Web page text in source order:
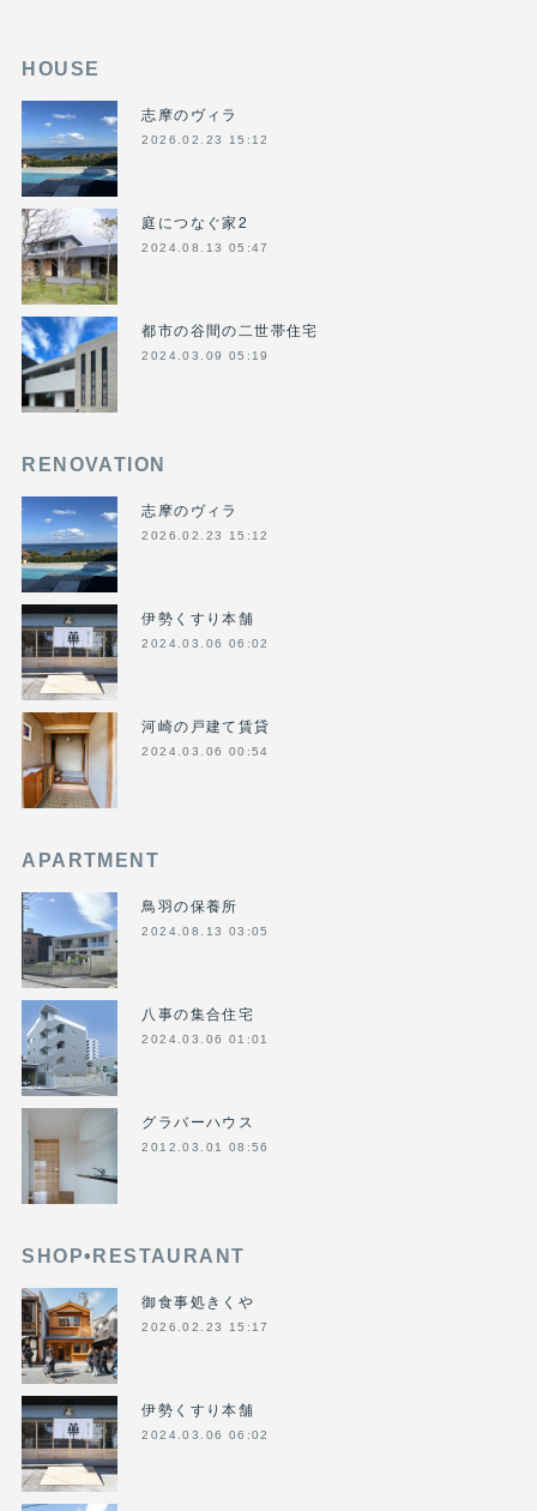
HOUSE
志摩のヴィラ
2026.02.23 15:12
庭につなぐ家2
2024.08.13 05:47
都市の谷間の二世帯住宅
2024.03.09 05:19
RENOVATION
志摩のヴィラ
2026.02.23 15:12
伊勢くすり本舗
2024.03.06 06:02
河崎の戸建て賃貸
2024.03.06 00:54
APARTMENT
鳥羽の保養所
2024.08.13 03:05
八事の集合住宅
2024.03.06 01:01
グラバーハウス
2012.03.01 08:56
SHOP•RESTAURANT
御食事処きくや
2026.02.23 15:17
伊勢くすり本舗
2024.03.06 06:02